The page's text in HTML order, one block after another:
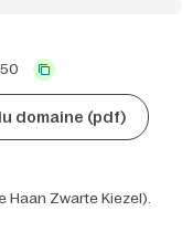
domaine (pdf)
Haan Zwarte Kiezel).